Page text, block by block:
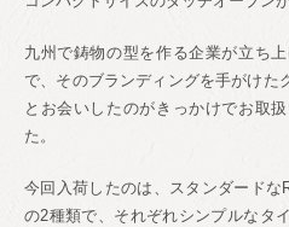
九州で鋳物の型を作る企業が立ち
で、そのブランディングを手がけた
とお会いしたのがきっかけでお取
た。
今回入荷したのは、スタンダードな
の2種類で、それぞれシンプルなタ